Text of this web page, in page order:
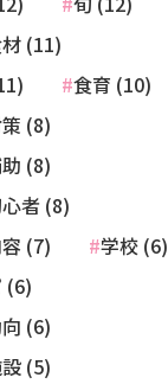
(11)
食育 (10)
(8)
(8)
者 (8)
(7)
学校 (6)
(6)
(6)
(5)